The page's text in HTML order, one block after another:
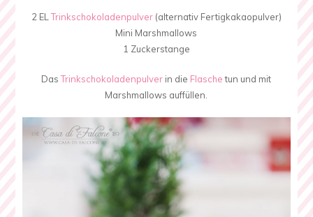
2 ELTrinkschokoladenpulver(alternativ Fertigkakaopulver)
Mini Marshmallows
1 Zuckerstange
DasTrinkschokoladenpulver in die Flaschetun und mit
Marshmallows auffüllen.